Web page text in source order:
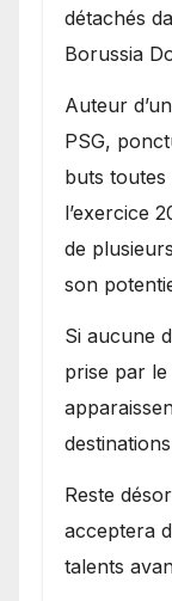
détachés
Borussia
Auteur
PSG,
buts
l’exercice
de
son
Si aucune
prise par
Reste
acceptera
talents